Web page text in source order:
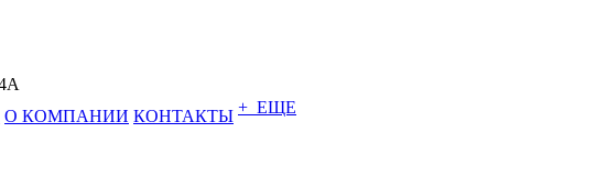
О КОМПАНИИ КОНТАКТЫ + ЕЩЕ